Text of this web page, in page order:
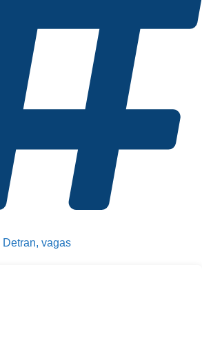
Detran, vagas